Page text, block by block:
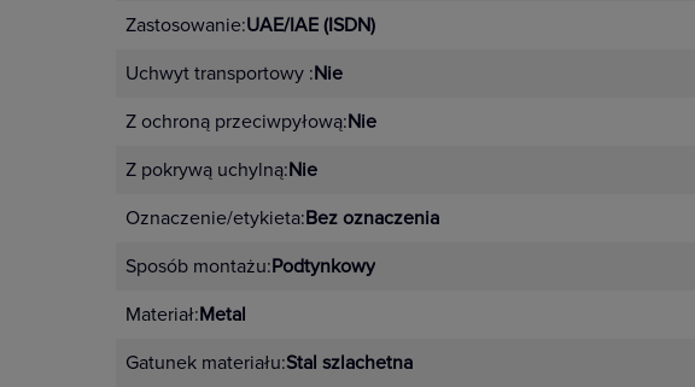
Zastosowanie:UAE/IAE (ISDN)
Uchwyt transportowy :Nie
Z ochroną przeciwpyłową:Nie
Z pokrywą uchylną:Nie
Oznaczenie/etykieta:Bez oznaczenia
Sposób montażu:Podtynkowy
Materiał:Metal
Gatunek materiału:Stal szlachetna